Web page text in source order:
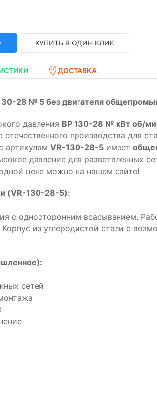
КУПИТЬ В ОДИН КЛИК
ДОСТАВКА
28 № 5 без двигателя
давления ВР 130-28 № кВт об/
производства для
артикулом VR-130-28-5 имеет
давление для разветвленных
цене можно на нашем сайте!
(VR-130-28-5):
с односторонним всасыванием.
из углеродистой стали с
сетей